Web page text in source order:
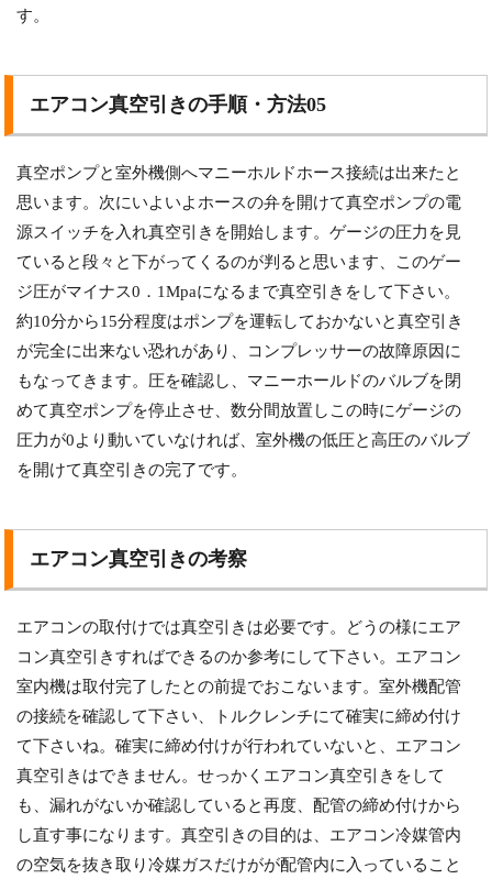
す。
エアコン真空引きの手順・方法05
真空ポンプと室外機側へマニーホルドホース接続は出来たと
思います。次にいよいよホースの弁を開けて真空ポンプの電
源スイッチを入れ真空引きを開始します。ゲージの圧力を見
ていると段々と下がってくるのが判ると思います、このゲー
ジ圧がマイナス0．1Mpaになるまで真空引きをして下さい。
約10分から15分程度はポンプを運転しておかないと真空引き
が完全に出来ない恐れがあり、コンプレッサーの故障原因に
もなってきます。圧を確認し、マニーホールドのバルブを閉
めて真空ポンプを停止させ、数分間放置しこの時にゲージの
圧力が0より動いていなければ、室外機の低圧と高圧のバルブ
を開けて真空引きの完了です。
エアコン真空引きの考察
エアコンの取付けでは真空引きは必要です。どうの様にエア
コン真空引きすればできるのか参考にして下さい。エアコン
室内機は取付完了したとの前提でおこないます。室外機配管
の接続を確認して下さい、トルクレンチにて確実に締め付け
て下さいね。確実に締め付けが行われていないと、エアコン
真空引きはできません。せっかくエアコン真空引きをして
も、漏れがないか確認していると再度、配管の締め付けから
し直す事になります。真空引きの目的は、エアコン冷媒管内
の空気を抜き取り冷媒ガスだけがが配管内に入っていること